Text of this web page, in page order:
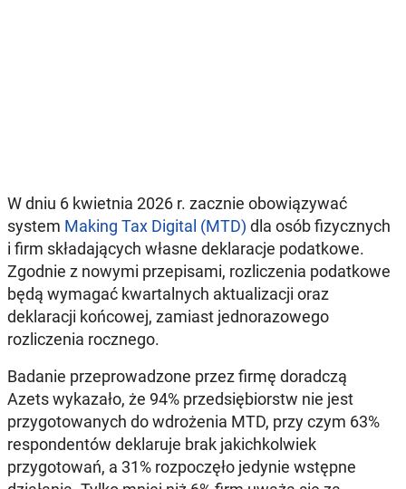
W dniu 6 kwietnia 2026 r. zacznie obowiązywać
system Making Tax Digital (MTD) dla osób fizycznych
i firm składających własne deklaracje podatkowe.
Zgodnie z nowymi przepisami, rozliczenia podatkowe
będą wymagać kwartalnych aktualizacji oraz
deklaracji końcowej, zamiast jednorazowego
rozliczenia rocznego.
Badanie przeprowadzone przez firmę doradczą
Azets wykazało, że 94% przedsiębiorstw nie jest
przygotowanych do wdrożenia MTD, przy czym 63%
respondentów deklaruje brak jakichkolwiek
przygotowań, a 31% rozpoczęło jedynie wstępne